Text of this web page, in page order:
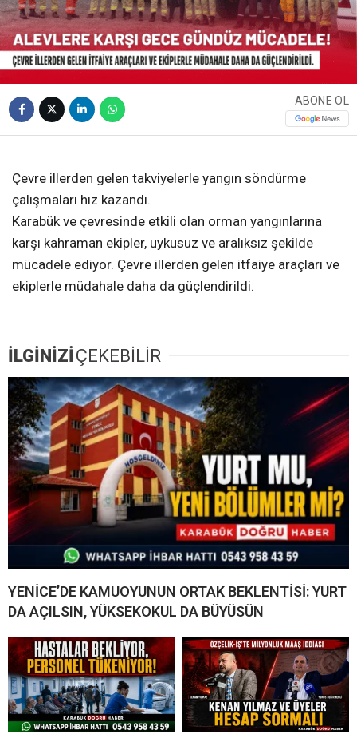
ABONE OL
Çevre illerden gelen takviyelerle yangın söndürme
çalışmaları hız kazandı.
Karabük ve çevresinde etkili olan orman yangınlarına
karşı kahraman ekipler, uykusuz ve aralıksız şekilde
mücadele ediyor. Çevre illerden gelen itfaiye araçları ve
ekiplerle müdahale daha da güçlendirildi.
İLGİNİZİ ÇEKEBİLİR
YENİCE’DE KAMUOYUNUN ORTAK BEKLENTİSİ: YURT
DA AÇILSIN, YÜKSEKOKUL DA BÜYÜSÜN